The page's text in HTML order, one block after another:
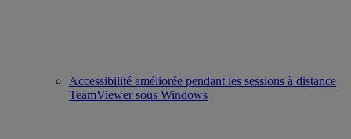
Accessibilité améliorée pendant les sessions à distance
TeamViewer sous Windows